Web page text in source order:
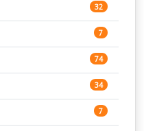
134
2
153
345
15
32
7
74
34
7